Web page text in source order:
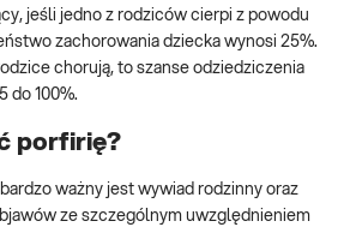
jeśli jedno z rodziców cierpi z powodu
zachorowania dziecka wynosi 25%.
chorują, to szanse odziedziczenia
do 100%.
porfirię?
ważny jest wywiad rodzinny oraz
ze szczególnym uwzględnieniem